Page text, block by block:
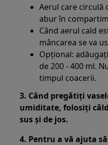
Aerul care circulă
abur în
Când aerul cald
mâncarea se va
Opțional:
de 200 - 400 ml.
timpul coacerii.
3. Când pregătiți
umiditate, folosiți
sus și de jos.
4. Pentru a vă ajuta